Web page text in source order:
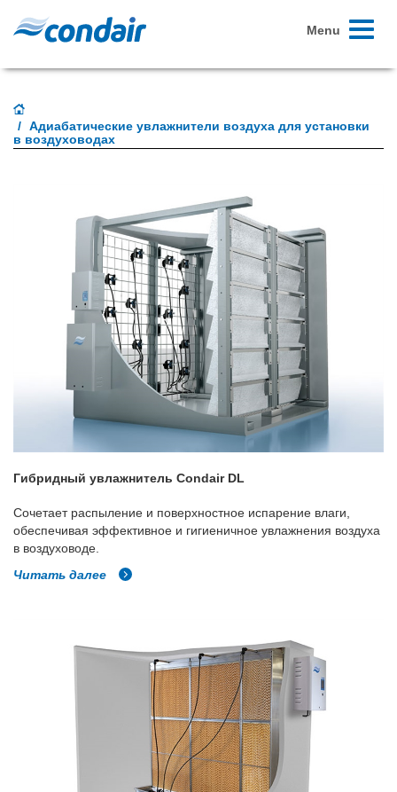
Toggle
Menu
Адиабатические увлажнители воздуха для установки
в воздуховодах
Гибридный увлажнитель Condair DL
Сочетает распыление и поверхностное испарение влаги,
обеспечивая эффективное и гигиеничное увлажнения воздуха
в воздуховоде.
Читать далее